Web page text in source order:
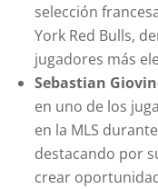
selección
York Red Bulls,
jugadores más
Sebastian
en uno de los
en la MLS
destacando por
crear